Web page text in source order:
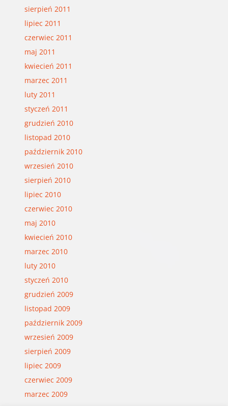
sierpień 2011
lipiec 2011
czerwiec 2011
maj 2011
kwiecień 2011
marzec 2011
luty 2011
styczeń 2011
grudzień 2010
listopad 2010
październik 2010
wrzesień 2010
sierpień 2010
lipiec 2010
czerwiec 2010
maj 2010
kwiecień 2010
marzec 2010
luty 2010
styczeń 2010
grudzień 2009
listopad 2009
październik 2009
wrzesień 2009
sierpień 2009
lipiec 2009
czerwiec 2009
marzec 2009